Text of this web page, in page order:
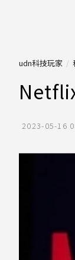
udn科技玩家
2023-05-16